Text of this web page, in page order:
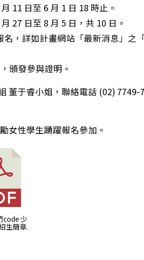
高級中學115學年度「高中培育暨
11 日至 6 月 1 日 18 時止。
27 日至 8 月 5 日，共 10 日。
，詳如計畫網站「最新消息」之
頒發參與證明。
董于睿小姐，聯絡電話 (02) 7749-
女性學生踴躍報名參加。
code 少
生簡章.